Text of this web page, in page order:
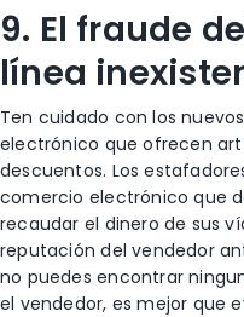
9. El fraude
línea
Ten cuidado con los
electrónico que ofrecen
descuentos. Los
comercio electrónico que
recaudar el dinero de sus
reputación del vendedor
no puedes encontrar
el vendedor, es mejor que